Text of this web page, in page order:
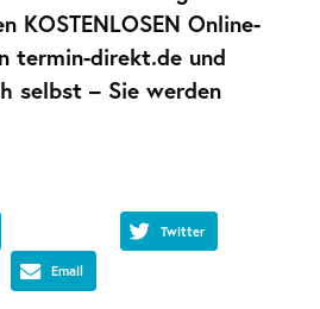
KOSTENLOSEN Online-
termin-direkt.de und
selbst – Sie werden
Twitter
Email